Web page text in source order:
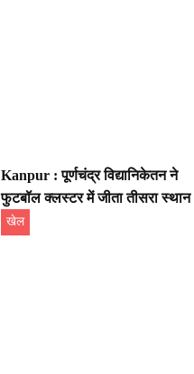
Kanpur : पूर्णचंद्र विद्यानिकेतन ने
फुटबॉल क्लस्टर में जीता तीसरा स्थान
खेल